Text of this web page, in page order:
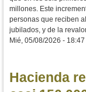
millones. Este
personas que reciben
jubilados, y de la
Mié, 05/08/2026 - 18:47
Hacienda